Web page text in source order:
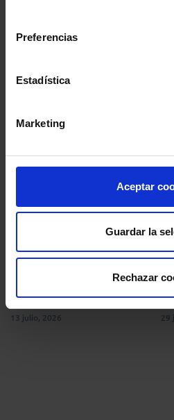
Preferencias
Estadística
Marketing
Aceptar
Guardar la
Rechazar
Actualidad Abogacía
13 julio, 2026 29